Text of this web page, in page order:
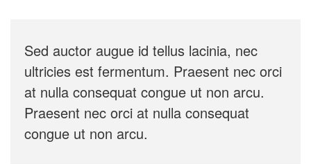
Sed auctor augue id tellus lacinia, nec
ultricies est fermentum. Praesent nec orci
at nulla consequat congue ut non arcu.
Praesent nec orci at nulla consequat
congue ut non arcu.